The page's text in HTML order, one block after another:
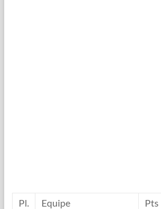
Pl. Equipe Pts